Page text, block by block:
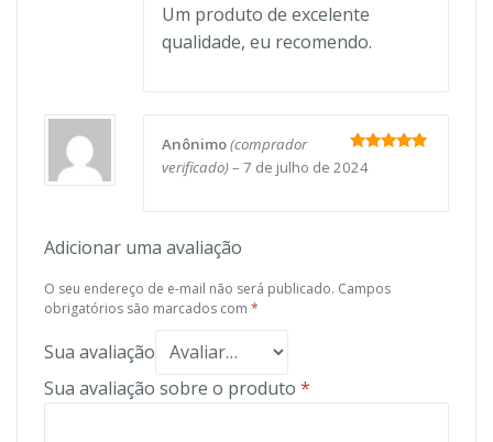
Um produto de excelente
qualidade, eu recomendo.
Avaliação
de 5
Anônimo(comprador
verificado)– 7 de julho de 2024
Adicionar uma avaliação
O seu endereço de e-mail não será publicado. Campos
obrigatórios são marcados com *
Sua avaliação
Sua avaliação sobre o produto *